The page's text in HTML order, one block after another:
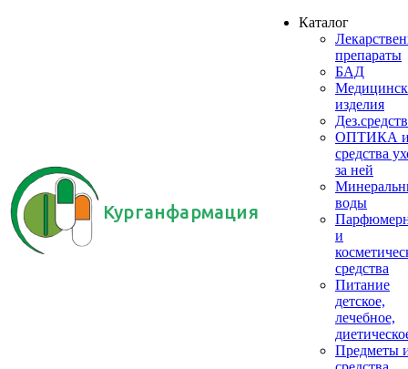
Курганфармация
Каталог
препараты
БАД
изделия
ОПТИКА
средства
за ней
воды
и
средства
Питание
детское,
лечебное,
Предметы